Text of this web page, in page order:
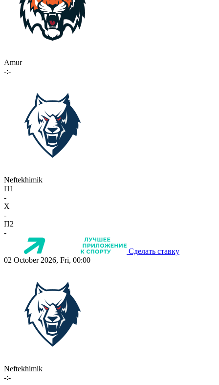
Amur
-:-
Neftekhimik
П1
-
X
-
П2
-
Сделать ставку
02 October 2026, Fri, 00:00
Neftekhimik
-:-